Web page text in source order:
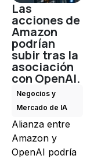
Las
acciones de
Amazon
podrían
subir tras la
asociación
con OpenAI.
Negocios y
Mercado de IA
Alianza entre
Amazon y
OpenAI podría